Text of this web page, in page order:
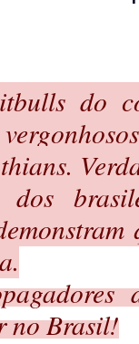
do
dos
no Brasil!